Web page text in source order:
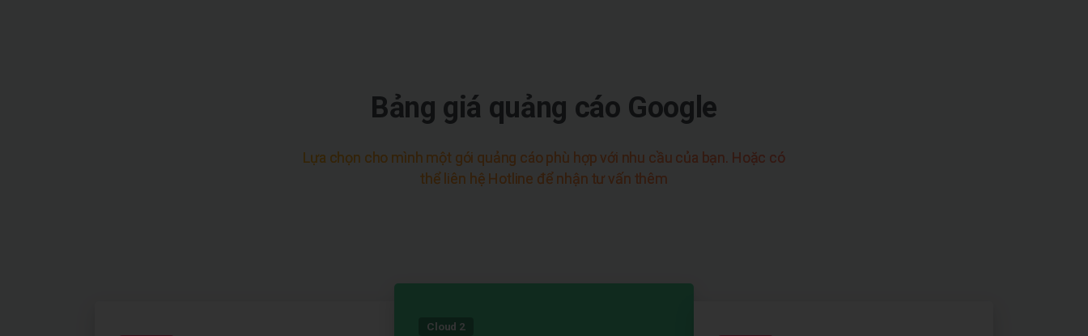
Bảng giá quảng cáo Google
Lựa chọn cho mình một gói quảng cáo phù hợp với nhu cầu của bạn. Hoặc có
thể liên hệ Hotline để nhận tư vấn thêm
Cloud 2